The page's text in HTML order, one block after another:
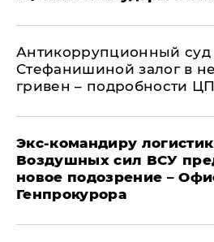
Антикоррупционный суд
Стефанишиной залог в
гривен – подробности
Экс-командиру
Воздушных сил ВСУ
новое подозрение –
Генпрокурора